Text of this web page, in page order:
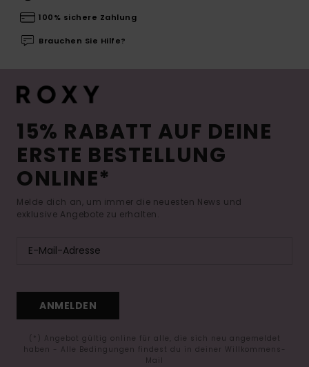
100% sichere Zahlung
Brauchen Sie Hilfe?
15% RABATT AUF DEINE
ERSTE BESTELLUNG
ONLINE*
Melde dich an, um immer die neuesten News und
exklusive Angebote zu erhalten.
ANMELDEN
(*) Angebot gültig online für alle, die sich neu angemeldet
haben - Alle Bedingungen findest du in deiner Willkommens-
Mail